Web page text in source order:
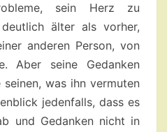
sein Herz zu
älter als vorher,
anderen Person, von
Aber seine Gedanken
was ihn vermuten
jedenfalls, dass es
und Gedanken nicht in